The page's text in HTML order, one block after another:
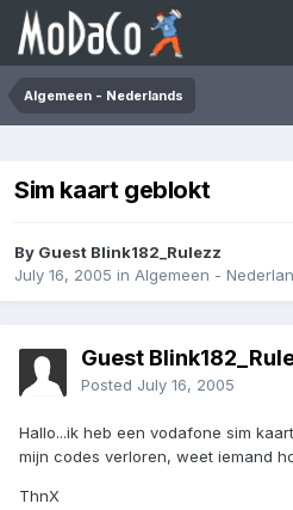
Algemeen - Nederlands
Sim kaart geblokt
By Guest Blink182_Rulezz
July 16, 2005 in Algemeen -
Guest
Posted July 16, 2005
Hallo...ik heb een vodafone sim
mijn codes verloren, weet iemand
ThnX